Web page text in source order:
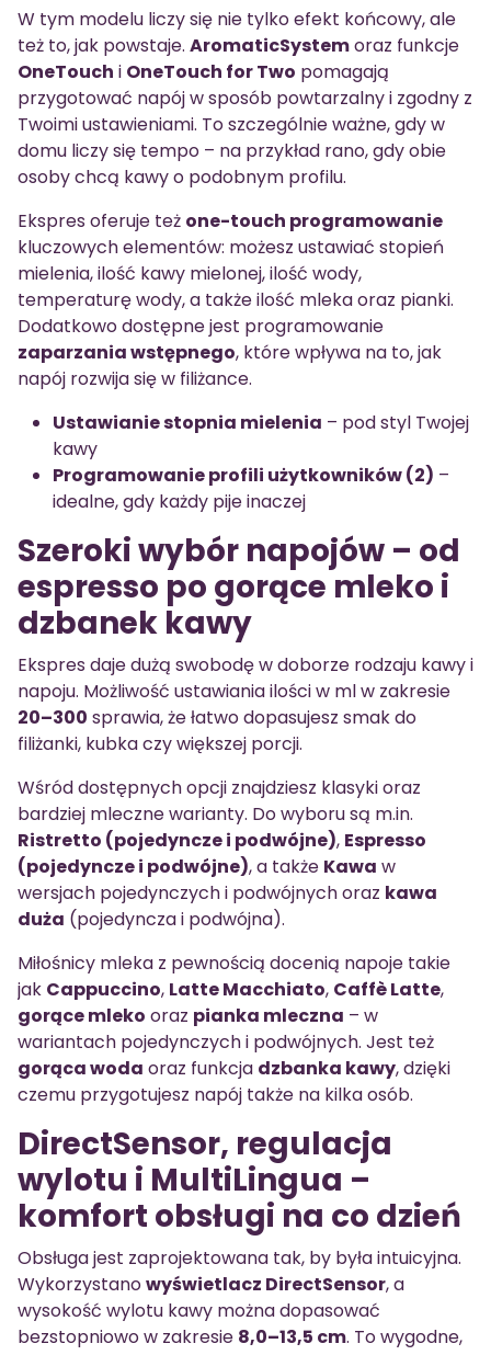
W tym modelu liczy się nie tylko efekt końcowy, ale
też to, jak powstaje. AromaticSystemoraz funkcje
OneTouch i OneTouch for Two pomagają
przygotować napój w sposób powtarzalny i zgodny z
Twoimi ustawieniami. To szczególnie ważne, gdy w
domu liczy się tempo – na przykład rano, gdy obie
osoby chcą kawy o podobnym profilu.
Ekspres oferuje też one-touch programowanie
kluczowych elementów: możesz ustawiać stopień
mielenia, ilość kawy mielonej, ilość wody,
temperaturę wody, a także ilość mleka oraz pianki.
Dodatkowo dostępne jest programowanie
zaparzania wstępnego, które wpływa na to, jak
napój rozwija się w filiżance.
Ustawianie stopnia mielenia – pod styl Twojej
kawy
Programowanie profili użytkowników (2) –
idealne, gdy każdy pije inaczej
Szeroki wybór napojów – od
espresso po gorące mleko i
dzbanek kawy
Ekspres daje dużą swobodę w doborze rodzaju kawy i
napoju. Możliwość ustawiania ilości w ml w zakresie
20–300 sprawia, że łatwo dopasujesz smak do
filiżanki, kubka czy większej porcji.
Wśród dostępnych opcji znajdziesz klasyki oraz
bardziej mleczne warianty. Do wyboru są m.in.
Ristretto (pojedyncze i podwójne), Espresso
(pojedyncze i podwójne), a także Kawa w
wersjach pojedynczych i podwójnych oraz kawa
duża (pojedyncza i podwójna).
Miłośnicy mleka z pewnością docenią napoje takie
jak Cappuccino, Latte Macchiato, Caffè Latte,
gorące mleko oraz pianka mleczna – w
wariantach pojedynczych i podwójnych. Jest też
gorąca woda oraz funkcja dzbanka kawy, dzięki
czemu przygotujesz napój także na kilka osób.
DirectSensor, regulacja
wylotu i MultiLingua –
komfort obsługi na co dzień
Obsługa jest zaprojektowana tak, by była intuicyjna.
Wykorzystanowyświetlacz DirectSensor, a
wysokość wylotu kawy można dopasować
bezstopniowo w zakresie 8,0–13,5 cm. To wygodne,